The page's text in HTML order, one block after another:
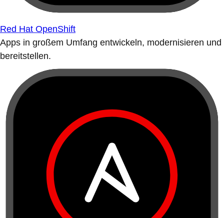
Red Hat OpenShift
Apps in großem Umfang entwickeln, modernisieren und
bereitstellen.